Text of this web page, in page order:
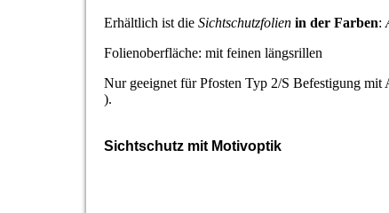
Erhältlich ist die Sichtschutzfolien in der Farben:
Folienoberfläche: mit feinen längsrillen
Nur geeignet für Pfosten Typ 2/S Befestigung mit
).
Sichtschutz mit Motivoptik